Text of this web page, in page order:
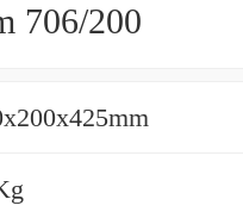
706/200